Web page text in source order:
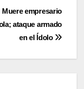
Muere empresario
ataque armado
en el Ídolo